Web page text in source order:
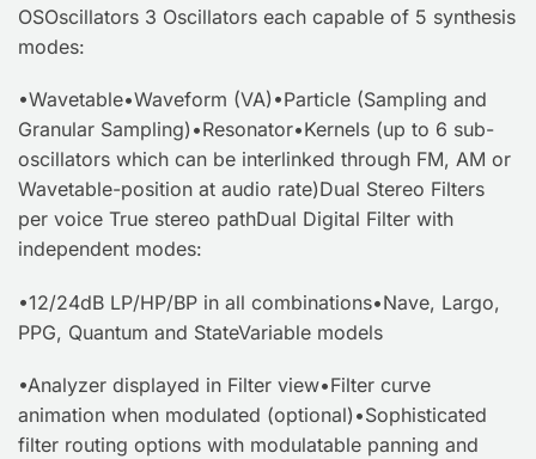
OSOscillators 3 Oscillators each capable of 5 synthesis
modes:
•Wavetable•Waveform (VA)•Particle (Sampling and
Granular Sampling)•Resonator•Kernels (up to 6 sub-
oscillators which can be interlinked through FM, AM or
Wavetable-position at audio rate)Dual Stereo Filters
per voice True stereo pathDual Digital Filter with
independent modes:
•12/24dB LP/HP/BP in all combinations•Nave, Largo,
PPG, Quantum and StateVariable models
•Analyzer displayed in Filter view•Filter curve
animation when modulated (optional)•Sophisticated
filter routing options with modulatable panning and